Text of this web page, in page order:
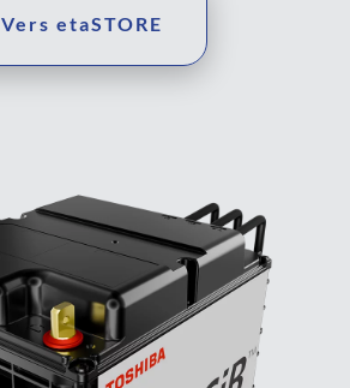
Vers etaSTORE